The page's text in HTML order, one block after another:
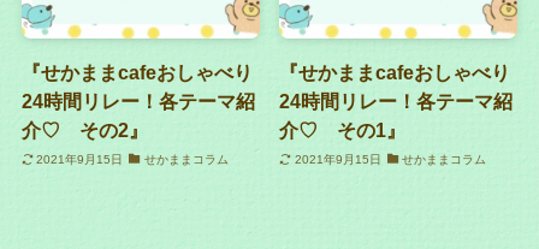
『せかままcafeおしゃべり
24時間リレー！各テーマ紹
介♡ その2』
2021年9月15日 せかままコラム
『せかままcafeおしゃべり
24時間リレー！各テーマ紹
介♡ その1』
2021年9月15日 せかままコラム